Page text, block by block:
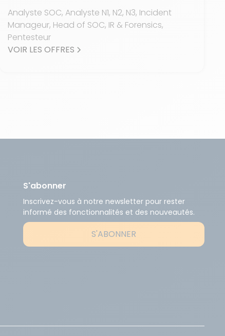
Analyste SOC, Analyste N1, N2, N3, Incident
Manageur, Head of SOC, IR & Forensics,
Pentesteur
VOIR LES OFFRES
S'abonner
Inscrivez-vous à notre newsletter pour rester
informé des fonctionnalités et des nouveautés.
S'ABONNER